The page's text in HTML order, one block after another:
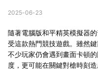
2025-06-23
隨著電腦版和平精英模擬器
受這款熱門競技遊戲。雖然
不少玩家仍會遇到畫面卡頓
度，更可能在關鍵對槍時刻造